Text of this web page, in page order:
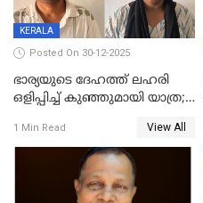
KERALA
Posted On 30-12-2025
ഭാര്യയുടെ ദേഹത്ത് ലഹരി
ഒളിപ്പിച്ച് കുഞ്ഞുമായി യാത്ര;
പിടികൂടി പൊലീസ്
1 Min Read View All